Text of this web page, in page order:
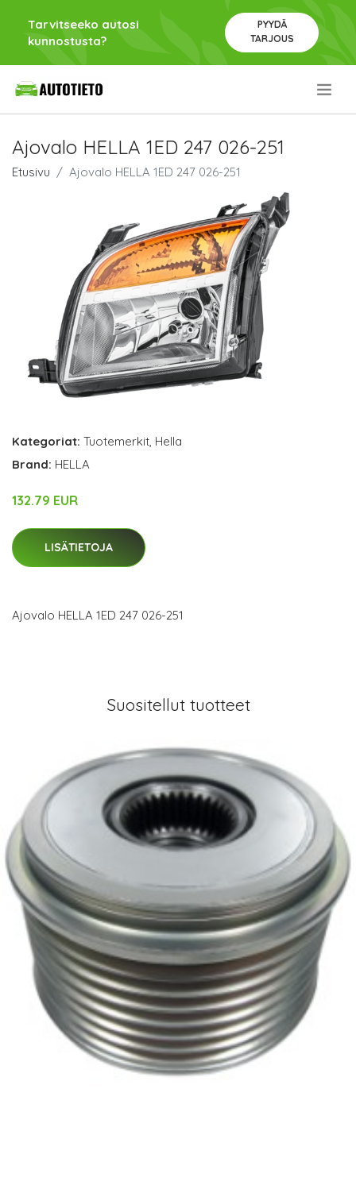
Tarvitseeko autosi
kunnostusta?
PYYDÄ
TARJOUS
Ajovalo HELLA 1ED 247 026-251
Etusivu Ajovalo HELLA 1ED 247 026-251
Kategoriat: Tuotemerkit Hella
Brand: HELLA
132.79 EUR
LISÄTIETOJA
Ajovalo HELLA 1ED 247 026-251
Suositellut tuotteet